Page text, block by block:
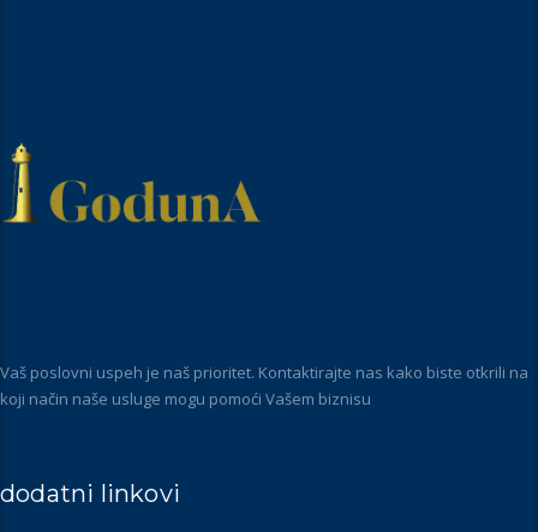
Vaš poslovni uspeh je naš prioritet. Kontaktirajte nas kako biste otkrili na
koji način naše usluge mogu pomoći Vašem biznisu
dodatni linkovi